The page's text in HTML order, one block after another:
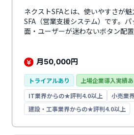
ネクストSFAとは、使いやすさが
SFA（営業支援システム）です。
面・ユーザーが迷わないボタン配
追求した設計が特徴。機能はリス
ータ分析など、営業管理に特化し
面では、ドラッグアンドドロップで
目をカスタマイズ可能です。
AndoroidではGoogle chromeなど
できるので、外出時も営業情報の
できます。サポートは初期設定か
（※）に達しています。（※2025
月50,000円
トライアルあり
上場企業導入実績
IT業界からの★評判4.0以上
小売業
建設・工事業界からの★評判4.0以上